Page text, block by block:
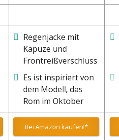
Regenjacke mit
Kapuze und
Frontreißverschluss
Es ist inspiriert von
dem Modell, das
Rom im Oktober
1978 eingeführt hat
Bei Amazon kaufen!*